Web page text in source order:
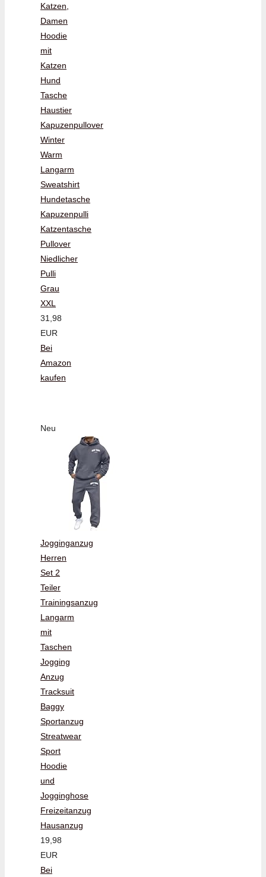
Katzen,
Damen
Hoodie
mit
Katzen
Hund
Tasche
Haustier
Kapuzenpullover
Winter
Warm
Langarm
Sweatshirt
Hundetasche
Kapuzenpulli
Katzentasche
Pullover
Niedlicher
Pulli
Grau
XXL
31,98
EUR
Bei
Amazon
kaufen
Neu
Jogginganzug
Herren
Set 2
Teiler
Trainingsanzug
Langarm
mit
Taschen
Jogging
Anzug
Tracksuit
Baggy
Sportanzug
Streatwear
Sport
Hoodie
und
Jogginghose
Freizeitanzug
Hausanzug
19,98
EUR
Bei